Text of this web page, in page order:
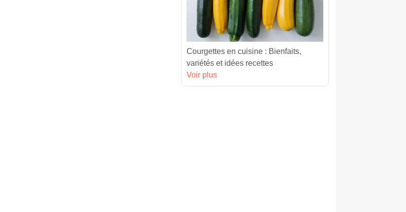
Courgettes en cuisine : Bienfaits,
variétés et idées recettes
Voir plus